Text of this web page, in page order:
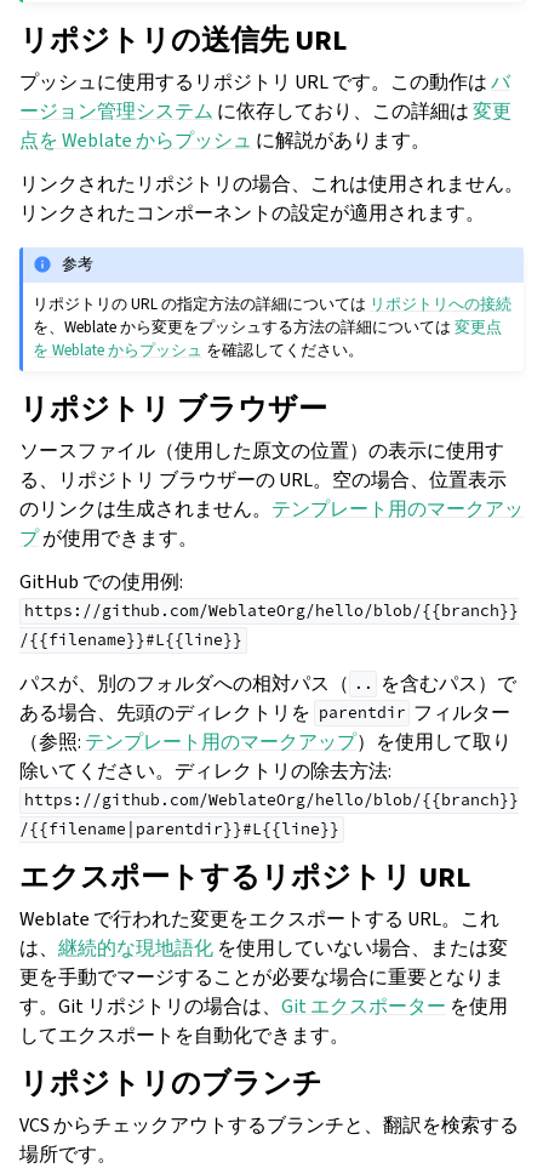
リポジトリの送信先 URL
プッシュに使用するリポジトリ URL です。この動作はバ
ージョン管理システム に依存しており、この詳細は変更
点を Weblate からプッシュ に解説があります。
リンクされたリポジトリの場合、これは使用されません。
リンクされたコンポーネントの設定が適用されます。
参考
リポジトリの URL の指定方法の詳細については リポジトリへの接続
を、Weblate から変更をプッシュする方法の詳細については変更点
を Weblate からプッシュ を確認してください。
リポジトリ ブラウザー
ソースファイル（使用した原文の位置）の表示に使用す
る、リポジトリ ブラウザーの URL。空の場合、位置表示
のリンクは生成されません。 テンプレート用のマークアッ
プが使用できます。
GitHub での使用例:
https://github.com/WeblateOrg/hello/blob/{{branch}}
/{{filename}}#L{{line}}
パスが、別のフォルダへの相対パス（ ..
を含むパス）で
ある場合、先頭のディレクトリを parentdir フィルター
（参照: テンプレート用のマークアップ）を使用して取り
除いてください。ディレクトリの除去方法:
https://github.com/WeblateOrg/hello/blob/{{branch}}
/{{filename|parentdir}}#L{{line}}
エクスポートするリポジトリ URL
Weblate で行われた変更をエクスポートする URL。これ
は、 継続的な現地語化 を使用していない場合、または変
更を手動でマージすることが必要な場合に重要となりま
す。Git リポジトリの場合は、 Git エクスポーター を使用
してエクスポートを自動化できます。
リポジトリのブランチ
VCS からチェックアウトするブランチと、翻訳を検索する
場所です。